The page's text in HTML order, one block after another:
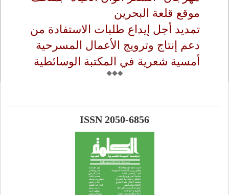
موقع قلعة البحرين
تمديد أجل إيداع طلبات الاستفادة من
دعم إنتاج وترويج الأعمال المسرحية
أمسية شعرية في المكتبة الوسائطية
ISSN 2050-6856